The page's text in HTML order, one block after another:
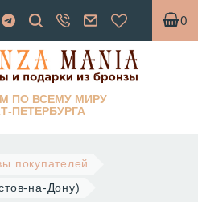
0
ПО ВСЕМУ МИРУ
ПЕТЕРБУРГА
покупателей
на-Дону)